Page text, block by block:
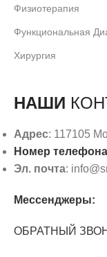
Физиотерапия
Функциональная
Хирургия
НАШИ
Адрес: 117105
Номер телефона
Эл. почта:
Мессенджеры:
ОБРАТНЫЙ